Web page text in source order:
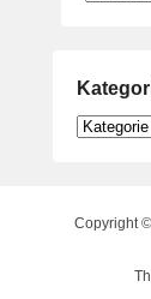
n
B
h
Kategorien
Copyright